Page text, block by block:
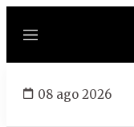
Menú
08 ago 2026